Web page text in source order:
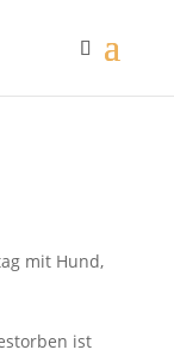
mit Hund,
ist